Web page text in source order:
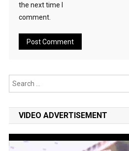
the next time I
comment.
VIDEO ADVERTISEMENT
Video